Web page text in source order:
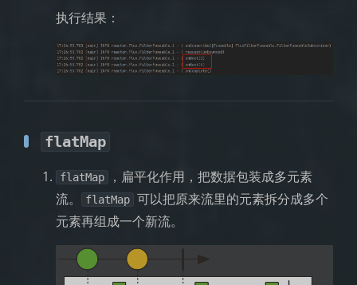
执行结果：
flatMap
flatMap
，扁平化作用，把数据包装成多元素
流。
flatMap 可以把原来流里的元素拆分成多个
元素再组成一个新流。